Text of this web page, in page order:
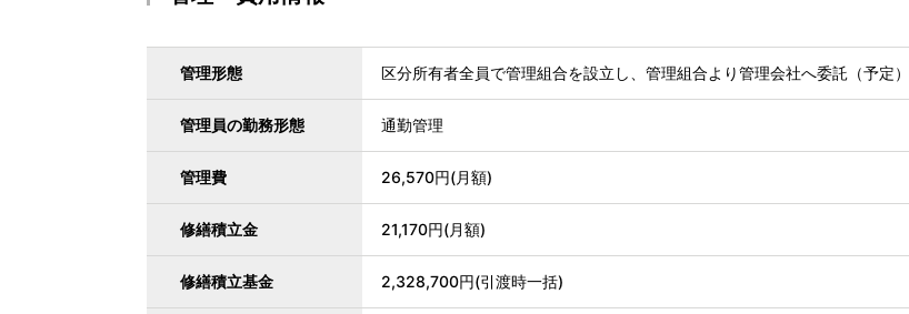
管理形態 区分所有者全員で管理組合を設立し、管理組合より管理会社へ委託（予定）
管理員の勤務形態 通勤管理
管理費 26,570円(月額)
修繕積立金 21,170円(月額)
修繕積立基金 2,328,700円(引渡時一括)